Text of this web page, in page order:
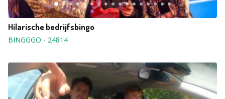
Hilarische bedrijfsbingo
BINGGGO - 24814